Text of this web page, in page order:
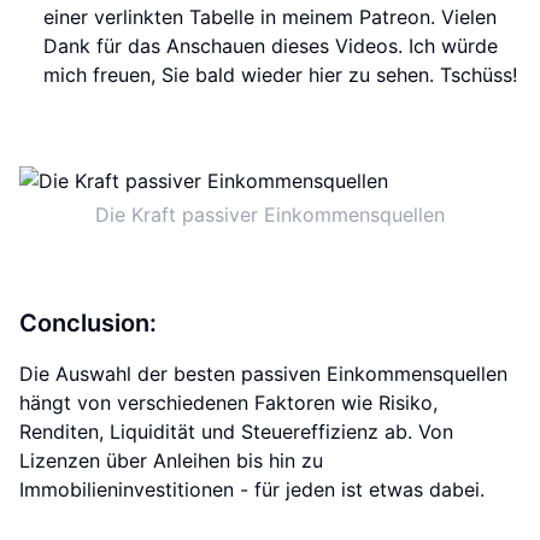
einer verlinkten Tabelle in meinem Patreon. Vielen
Dank für das Anschauen dieses Videos. Ich würde
mich freuen, Sie bald wieder hier zu sehen. Tschüss!
Die Kraft passiver Einkommensquellen
Conclusion:
Die Auswahl der besten passiven Einkommensquellen
hängt von verschiedenen Faktoren wie Risiko,
Renditen, Liquidität und Steuereffizienz ab. Von
Lizenzen über Anleihen bis hin zu
Immobilieninvestitionen - für jeden ist etwas dabei.